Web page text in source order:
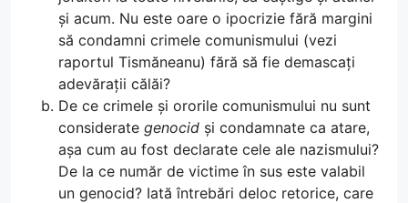
și acum. Nu este oare o ipocrizie fără margini
să condamni crimele comunismului (vezi
raportul Tismăneanu) fără să fie demascați
adevărații călăi?
De ce crimele și ororile comunismului nu sunt
considerate genocid și condamnate ca atare,
așa cum au fost declarate cele ale nazismului?
De la ce număr de victime în sus este valabil
un genocid? Iată întrebări deloc retorice, care